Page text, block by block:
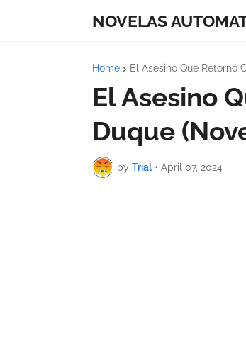
NOVELAS
Home El Asesino Que Retornó
El Asesino
Duque
by Trial • April 07, 2024